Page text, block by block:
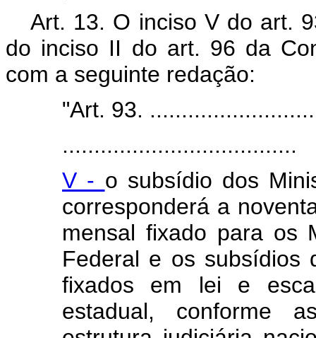
Art. 13. O inciso V do art.
do inciso II do art. 96 da
com a seguinte redação:
"Art. 93.
.....................................
V - o subsídio dos
corresponderá a
mensal fixado para os
Federal e os subsídios
fixados em lei e
estadual, conforme